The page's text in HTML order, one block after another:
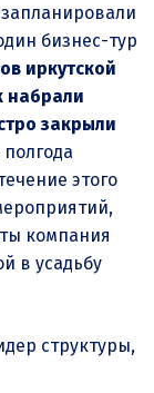
бизнес-тур
иркутской
набрали
закрыли
этого
компания
в усадьбу
структуры,